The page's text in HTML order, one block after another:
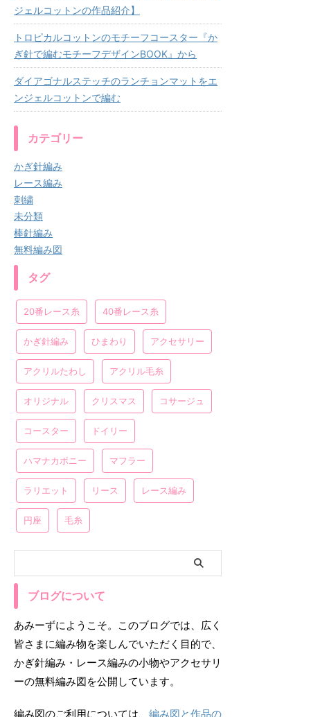
ジェルコットンの作品紹介】
トロピカルコットンのモチーフコースター『か
ぎ針で編むモチーフデザインBOOK』から
ダイアゴナルステッチのランチョンマットをエ
ンジェルコットンで編む
カテゴリー
かぎ針編み
レース編み
刺繍
未分類
棒針編み
無料編み図
タグ
20番レース糸 40番レース糸
かぎ針編み ひまわり アクセサリー
アクリルたわし アクリル毛糸
オリジナル クリスマス コサージュ
コースター ドイリー
ハマナカボニー マフラー
ラリエット リース レース編み
円座 毛糸
ブログについて
あみーずにようこそ。このブログでは、広く
皆さまに編み物を楽しんでいただく目的で、
かぎ針編み・レース編みの小物やアクセサリ
ーの無料編み図を公開しています。
編み図のご利用については、 編み図と作品の